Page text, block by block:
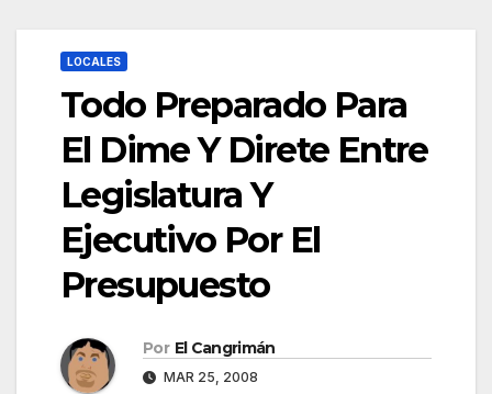
LOCALES
Todo Preparado Para
El Dime Y Direte Entre
Legislatura Y
Ejecutivo Por El
Presupuesto
Por El Cangrimán
MAR 25, 2008